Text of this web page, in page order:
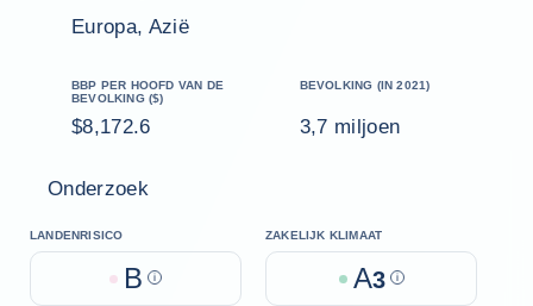
Europa, Azië
BBP PER HOOFD VAN DE
BEVOLKING ($)
$8,172.6
BEVOLKING (IN 2021)
3,7 miljoen
Onderzoek
LANDENRISICO
B Help
ZAKELIJK KLIMAAT
A3 Help